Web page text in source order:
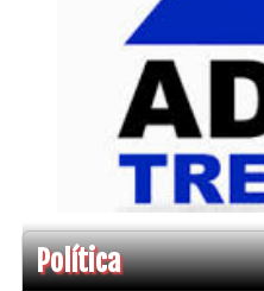
Política